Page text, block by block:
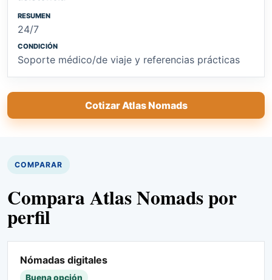
24/7
Soporte médico/de viaje y referencias prácticas
Cotizar Atlas Nomads
COMPARAR
Compara Atlas Nomads por
perfil
Nómadas digitales
Buena opción